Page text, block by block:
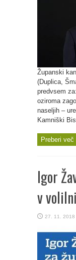
Županski
(Duplica,
predvsem
oziroma
naseljih –
Kamniški
Preberi več
Igor
v
27. 11. 2018